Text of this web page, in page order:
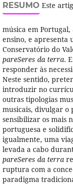
RESUMO Este
música em Portugal,
ensino, e apresenta
Conservatório do
pareSeres da terra.
responder às
Neste sentido,
introduzir no
outras tipologias
musicais, divulgar o
sensibilizar os mais
portuguesa e
igualmente, uma
levada a cabo
pareSeres da terra
ruptura com a
paradigma